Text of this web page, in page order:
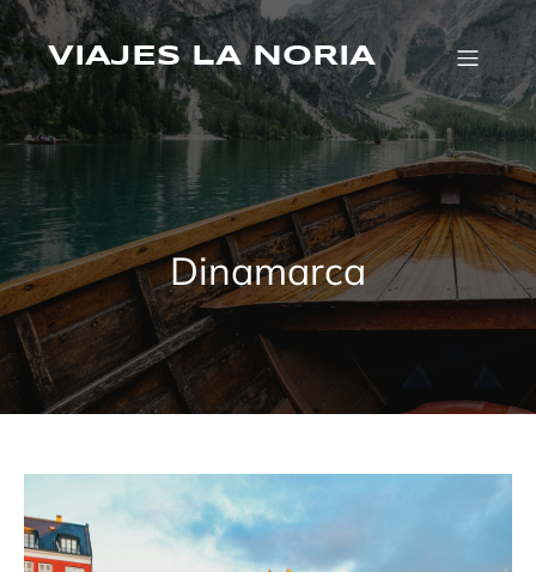
Saltar
contenidoVIAJES LA NORIA
Dinamarca